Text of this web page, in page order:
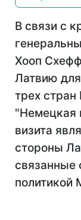
В связи с
Хооп
Латвию
трех
"Немецкая
визита
стороны
связанные
политикой